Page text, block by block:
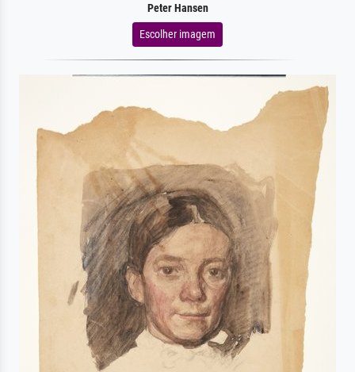
Peter Hansen
Escolher imagem